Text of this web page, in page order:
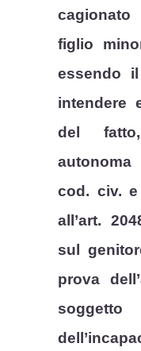
figlio
essendo
intendere
del
cod. civ.
all’art.
sul
prova
soggetto